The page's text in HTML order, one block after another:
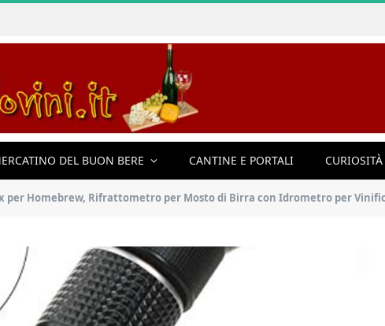
DEL BUON BERE CANTINE E PORTALI CURIOSITÀ
Homebrew, Rifrattometro per Mosto di Birra con Idrometro per Vinificazione